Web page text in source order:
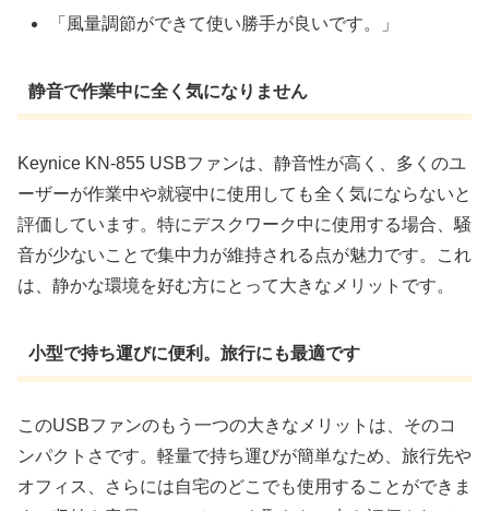
「風量調節ができて使い勝手が良いです。」
静音で作業中に全く気になりません
Keynice KN-855 USBファンは、静音性が高く、多くのユ
ーザーが作業中や就寝中に使用しても全く気にならないと
評価しています。特にデスクワーク中に使用する場合、騒
音が少ないことで集中力が維持される点が魅力です。これ
は、静かな環境を好む方にとって大きなメリットです。
小型で持ち運びに便利。旅行にも最適です
このUSBファンのもう一つの大きなメリットは、そのコ
ンパクトさです。軽量で持ち運びが簡単なため、旅行先や
オフィス、さらには自宅のどこでも使用することができま